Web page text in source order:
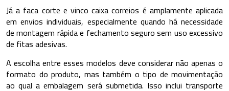
Já a faca corte e vinco caixa correios é amplamente aplicada
em envios individuais, especialmente quando há necessidade
de montagem rápida e fechamento seguro sem uso excessivo
de fitas adesivas.
A escolha entre esses modelos deve considerar não apenas o
formato do produto, mas também o tipo de movimentação
ao qual a embalagem será submetida. Isso inclui transporte